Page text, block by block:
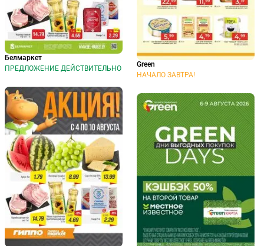
Белмаркет
ПРЕДЛОЖЕНИЕ ДЕЙСТВИТЕЛЬНО
Green
НАЧАЛО ЗАВТРА!